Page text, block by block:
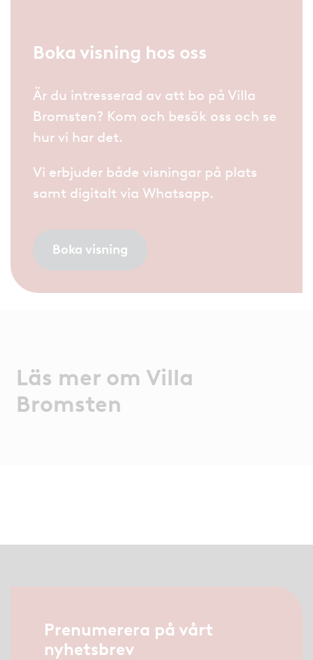
Boka visning hos oss
Är du intresserad av att bo på Villa
Bromsten? Kom och besök oss och se
hur vi har det.
Vi erbjuder både visningar på plats
samt digitalt via Whatsapp.
Boka visning
Läs mer om Villa
Bromsten
Prenumerera på vårt
nyhetsbrev